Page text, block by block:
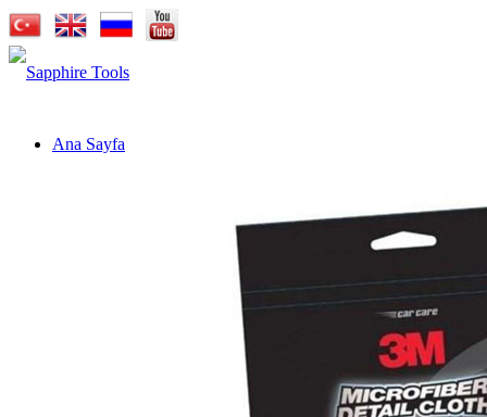
Ana Sayfa
Sapphire Cutting Tools